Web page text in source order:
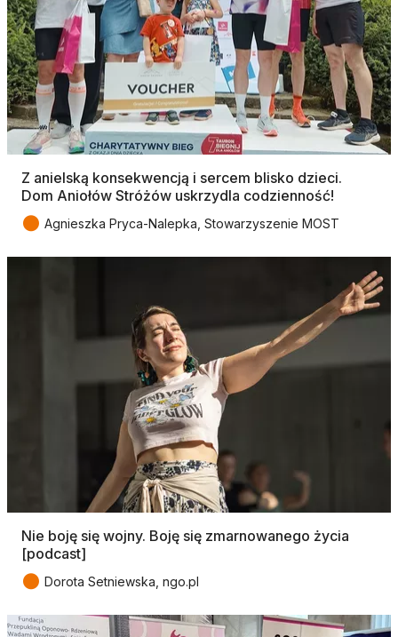
Z anielską konsekwencją i sercem blisko dzieci.
Dom Aniołów Stróżów uskrzydla codzienność!
● Agnieszka Pryca-Nalepka, Stowarzyszenie MOST
Nie boję się wojny. Boję się zmarnowanego życia
[podcast]
● Dorota Setniewska, ngo.pl